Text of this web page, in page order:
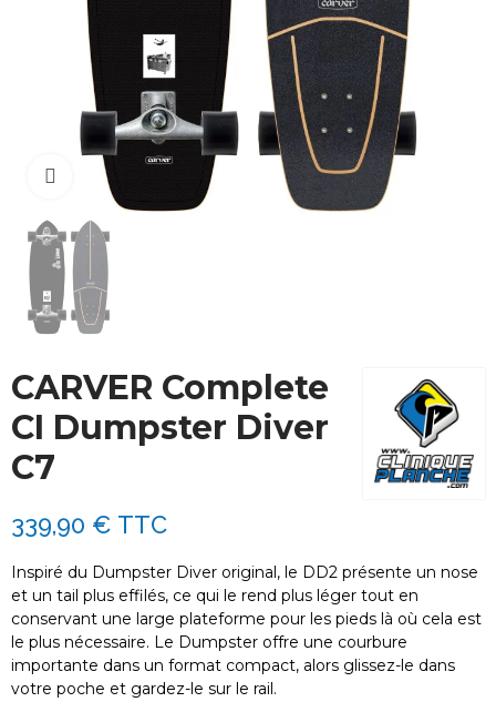
Cliquez pour agrandir
CARVER Complete
CI Dumpster Diver
C7
339,90 € TTC
Inspiré du Dumpster Diver original, le DD2 présente un nose
et un tail plus effilés, ce qui le rend plus léger tout en
conservant une large plateforme pour les pieds là où cela est
le plus nécessaire. Le Dumpster offre une courbure
importante dans un format compact, alors glissez-le dans
votre poche et gardez-le sur le rail.